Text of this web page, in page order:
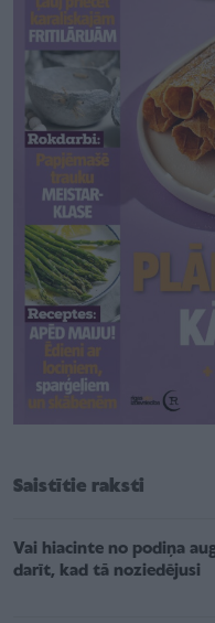
Saistītie raksti
Vai hiacinte no podiņa
darīt, kad tā noziedējusi